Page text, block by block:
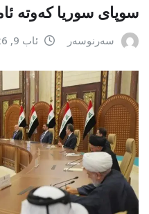
سوپای سوریا کەوتە
سەرنوسەر ئاب 9, 2026